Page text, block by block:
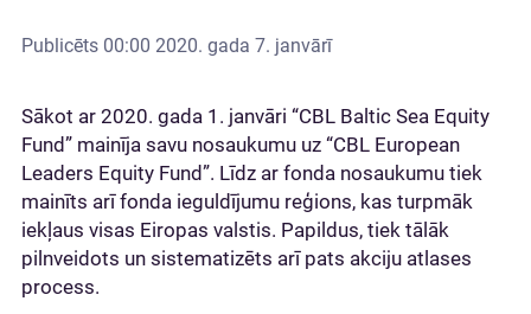
Publicēts 00:00 2020. gada 7. janvārī
Sākot ar 2020. gada 1. janvāri “CBL Baltic Sea Equity
Fund” mainīja savu nosaukumu uz “CBL European
Leaders Equity Fund”. Līdz ar fonda nosaukumu tiek
mainīts arī fonda ieguldījumu reģions, kas turpmāk
iekļaus visas Eiropas valstis. Papildus, tiek tālāk
pilnveidots un sistematizēts arī pats akciju atlases
process.